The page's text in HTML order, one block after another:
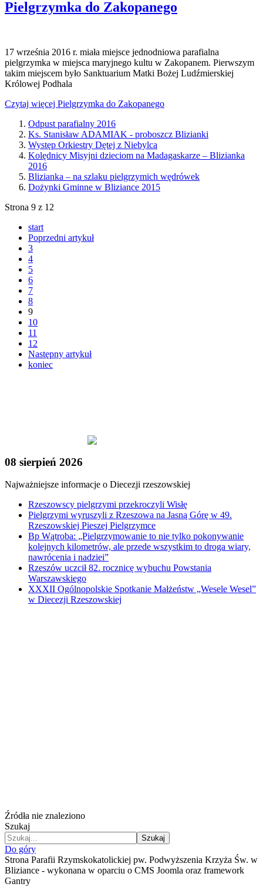
Pielgrzymka do Zakopanego
17 września 2016 r. miała miejsce jednodniowa parafialna
pielgrzymka w miejsca maryjnego kultu w Zakopanem. Pierwszym
takim miejscem było Sanktuarium Matki Bożej Ludźmierskiej
Królowej Podhala
Czytaj więcej Pielgrzymka do Zakopanego
Odpust parafialny 2016
Ks. Stanisław ADAMIAK - proboszcz Blizianki
Występ Orkiestry Dętej z Niebylca
Kolędnicy Misyjni dzieciom na Madagaskarze – Blizianka
2016
Blizianka – na szlaku pielgrzymich wędrówek
Dożynki Gminne w Bliziance 2015
Strona 9 z 12
start
Poprzedni artykuł
3
4
5
6
7
8
9
10
11
12
Następny artykuł
koniec
08 sierpień 2026
Najważniejsze informacje o Diecezji rzeszowskiej
Rzeszowscy pielgrzymi przekroczyli Wisłę
Pielgrzymi wyruszyli z Rzeszowa na Jasną Górę w 49.
Rzeszowskiej Pieszej Pielgrzymce
Bp Wątroba: „Pielgrzymowanie to nie tylko pokonywanie
kolejnych kilometrów, ale przede wszystkim to droga wiary,
nawrócenia i nadziei”
Rzeszów uczcił 82. rocznicę wybuchu Powstania
Warszawskiego
XXXII Ogólnopolskie Spotkanie Małżeństw „Wesele Wesel”
w Diecezji Rzeszowskiej
Źródła nie znaleziono
Szukaj
Szukaj
Do góry
Strona Parafii Rzymskokatolickiej pw. Podwyższenia Krzyża Św. w
Bliziance - wykonana w oparciu o CMS Joomla oraz framework
Gantry